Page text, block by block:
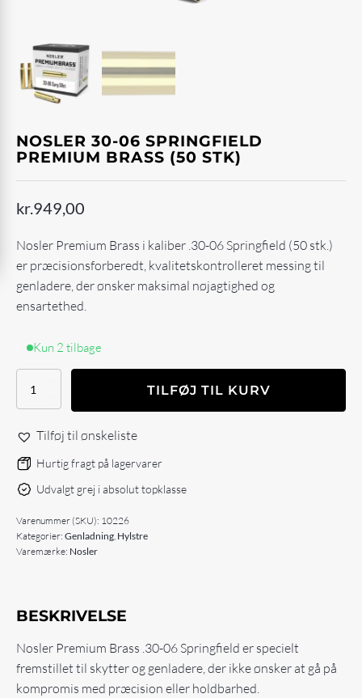
NOSLER 30-06 SPRINGFIELD
PREMIUM BRASS (50 STK)
kr.949,00
Nosler Premium Brass i kaliber .30-06 Springfield (50 stk.)
er præcisionsforberedt, kvalitetskontrolleret messing til
genladere, der ønsker maksimal nøjagtighed og
ensartethed.
Kun 2 tilbage
Nosler
Springfield
Premium
Brass
stk)
TILFØJ TIL KURV
Tilføj til ønskeliste
Hurtig fragt på lagervarer
Udvalgt grej i absolut topklasse
Varenummer (SKU): 10226
Kategorier: Genladning Hylstre
Varemærke: Nosler
BESKRIVELSE
Nosler Premium Brass .30-06 Springfield er specielt
fremstillet til skytter og genladere, der ikke ønsker at gå på
kompromis med præcision eller holdbarhed.